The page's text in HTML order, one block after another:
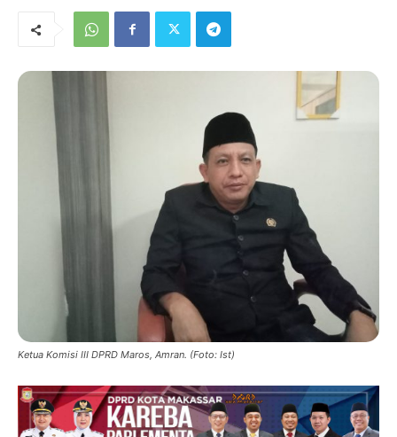
Ketua Komisi III DPRD Maros, Amran. (Foto: Ist)